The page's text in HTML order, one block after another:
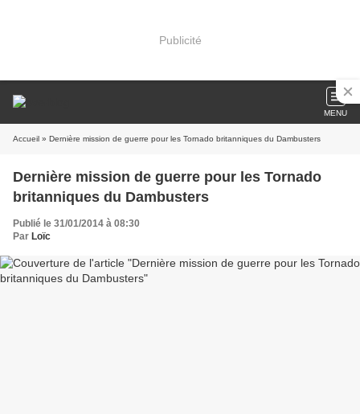
Publicité
MENU
Accueil » Dernière mission de guerre pour les Tornado britanniques du Dambusters
Dernière mission de guerre pour les Tornado
britanniques du Dambusters
Publié le 31/01/2014 à 08:30
Par Loïc